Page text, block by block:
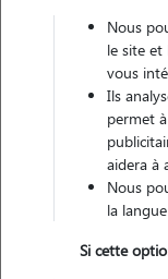
L'envoi
Nous
le site et
vous
Ils
permet
aidera à
Nous
la
Si cette